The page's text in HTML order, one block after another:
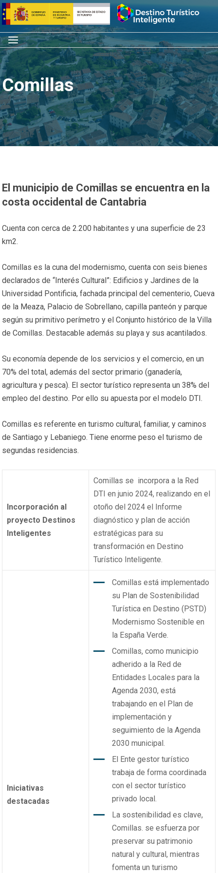
Saltar
al
contenido
Inicio
Menú
Comillas
El municipio de Comillas se encuentra en la
costa occidental de Cantabria
Cuenta con cerca de 2.200 habitantes y una superficie de 23
km2.
Comillas es la cuna del modernismo, cuenta con seis bienes
declarados de “Interés Cultural”: Edificios y Jardines de la
Universidad Pontificia, fachada principal del cementerio, Cueva
de la Meaza, Palacio de Sobrellano, capilla panteón y parque
según su primitivo perímetro y el Conjunto histórico de la Villa
de Comillas. Destacable además su playa y sus acantilados.
Su economía depende de los servicios y el comercio, en un
70% del total, además del sector primario (ganadería,
agricultura y pesca). El sector turístico representa un 38% del
empleo del destino. Por ello su apuesta por el modelo DTI.
Comillas es referente en turismo cultural, familiar, y caminos
de Santiago y Lebaniego. Tiene enorme peso el turismo de
segundas residencias.
Incorporación al
proyecto Destinos
Inteligentes
Comillas se incorpora a la Red
DTI en junio 2024, realizando en el
otoño del 2024 el Informe
diagnóstico y plan de acción
estratégicas para su
transformación en Destino
Turístico Inteligente.
Iniciativas
destacadas
Comillas está implementado
su Plan de Sostenibilidad
Turística en Destino (PSTD)
Modernismo Sostenible en
la España Verde.
Comillas, como municipio
adherido a la Red de
Entidades Locales para la
Agenda 2030, está
trabajando en el Plan de
implementación y
seguimiento de la Agenda
2030 municipal.
El Ente gestor turístico
trabaja de forma coordinada
con el sector turístico
privado local.
La sostenibilidad es clave,
Comillas. se esfuerza por
preservar su patrimonio
natural y cultural, mientras
fomenta un turismo